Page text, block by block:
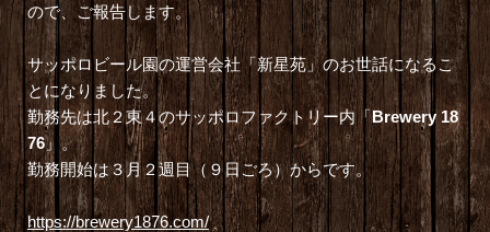
ので、ご報告します。
サッポロビール園の運営会社「新星苑」のお世話になるこ
とになりました。
勤務先は北２東４のサッポロファクトリー内「Brewery 18
76」。
勤務開始は３月２週目（９日ごろ）からです。
https://brewery1876.com/